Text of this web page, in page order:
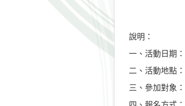
說明：
一、活動日期
二、活動地點
三、參加對象